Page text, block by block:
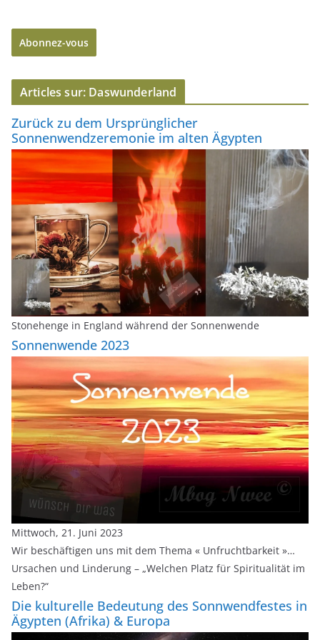
e
e
-
m
a
Abonnez-vous
Articles sur: Daswunderland
Zurück zu dem Ursprünglicher
Sonnenwendzeremonie im alten Ägypten
Stonehenge in England während der Sonnenwende
Sonnenwende 2023
Mittwoch, 21. Juni 2023
Wir beschäftigen uns mit dem Thema « Unfruchtbarkeit »…
Ursachen und Linderung – „Welchen Platz für Spiritualität im
Leben?“
Die kulturelle Bedeutung des Sonnwendfestes in
Ägypten (Afrika) & Europa